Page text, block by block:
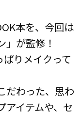
本を、今回は
が監修！
ぱりメイクって
だわった、思わ
アイテムや、セ